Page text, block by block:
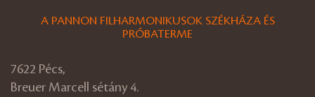
A PANNON FILHARMONIKUSOK SZÉKHÁZA ÉS
PRÓBATERME
7622 Pécs,
Breuer Marcell sétány 4.